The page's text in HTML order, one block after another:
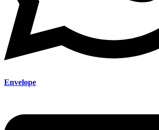
Envelope